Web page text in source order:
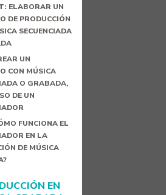
ELABORAR UN
DE PRODUCCIÓN
SECUENCIADA
UN
CON MÚSICA
O GRABADA,
DE UN
FUNCIONA EL
EN LA
DE MÚSICA
EN